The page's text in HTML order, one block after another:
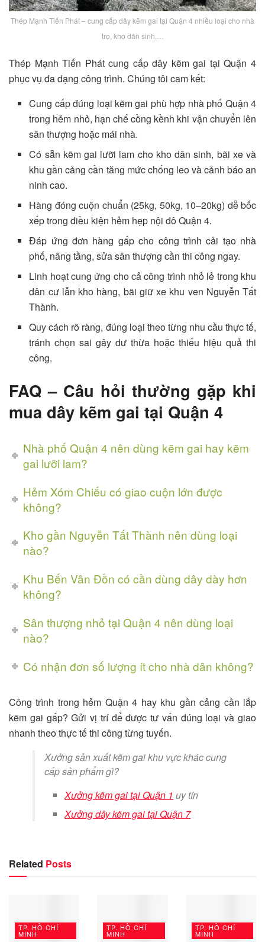
Thép Mạnh Tiến Phát – cung cấp dây kẽm gai tại Quận 4 nhiều loại cho nhà
trọ, kho dân sinh,…
Thép Mạnh Tiến Phát cung cấp dây kẽm gai tại Quận 4
phục vụ đa dạng công trình. Chúng tôi cam kết:
Cung cấp đúng loại kẽm gai phù hợp nhà phố Quận 4
trong hẻm nhỏ, hạn chế cồng kềnh khi vận chuyển lên
sân thượng hoặc mái nhà.
Có sẵn kẽm gai lưỡi lam cho kho dân sinh, bãi xe và
khu gần cảng cần tăng mức chống leo và cảnh báo an
ninh cao.
Hàng đóng cuộn chuẩn (25kg, 50kg, 10–20kg) dễ bốc
xếp trong điều kiện hẻm hẹp nội đô Quận 4.
Đáp ứng đơn hàng gấp cho công trình cải tạo nhà
phố, nâng tầng, sửa sân thượng cần thi công ngay.
Linh hoạt cung ứng cho cả công trình nhỏ lẻ trong khu
dân cư lẫn kho hàng, bãi giữ xe khu ven Nguyễn Tất
Thành.
Quy cách rõ ràng, đúng loại theo từng nhu cầu thực tế,
tránh chọn sai gây dư thừa hoặc thiếu hiệu quả thi
công.
FAQ – Câu hỏi thường gặp khi
mua dây kẽm gai tại Quận 4
Nhà phố Quận 4 nên dùng kẽm gai hay kẽm
gai lưỡi lam?
Hẻm Xóm Chiếu có giao cuộn lớn được
không?
Kho gần Nguyễn Tất Thành nên dùng loại
nào?
Khu Bến Vân Đồn có cần dùng dây dày hơn
không?
Sân thượng nhỏ tại Quận 4 nên dùng loại
nào?
Có nhận đơn số lượng ít cho nhà dân không?
Công trình trong hẻm Quận 4 hay khu gần cảng cần lắp
kẽm gai gấp? Gửi vị trí để được tư vấn đúng loại và giao
nhanh theo thực tế thi công từng tuyến.
Xưởng sản xuất kẽm gai khu vực khác cung
cấp sản phẩm gì?
Xưởng kẽm gai tại Quận 1 uy tín
Xưởng dây kẽm gai tại Quận 7
Related Posts
TP. HỒ CHÍ
MINH
TP. HỒ CHÍ
MINH
TP. HỒ CHÍ
MINH